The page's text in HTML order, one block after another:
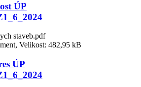
ÚP
staveb.pdf
Velikost: 482,95 kB
ÚP